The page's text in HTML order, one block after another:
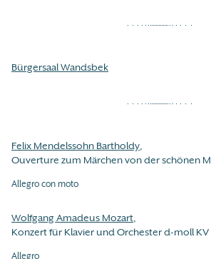
Bürgersaal Wandsbek
Felix Mendelssohn Bartholdy,
Ouverture zum Märchen von der schönen
Allegro con moto
Wolfgang Amadeus Mozart,
Konzert für Klavier und Orchester d-moll KV
Allegro